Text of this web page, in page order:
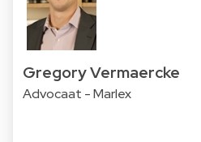
Gregory Vermaercke
Advocaat - Marlex